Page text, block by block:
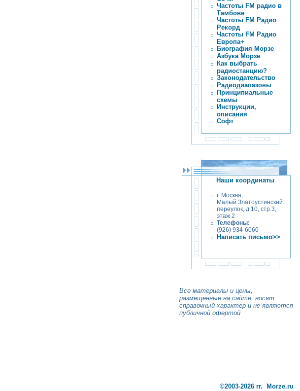
Частоты FM радио в
Тамбове
Частоты FM Радио
Рекорд
Частоты FM Радио
Европа+
Биография Морзе
Азбука Морзе
Как выбрать
радиостанцию?
Законодательство
Радиодиапазоны
Принципиальные
схемы
Инструкции,
описания
Софт
Наши координаты
г. Москва,
Малый Златоустинский
переулок, д.10, стр.3,
этаж 2
Телефоны:
(926) 934-6060
Написать письмо>>
Все материалы и цены,
размещенные на сайте, носят
справочный характер и не являются
публичной офертой
©2003-2026 гг. Morze.ru